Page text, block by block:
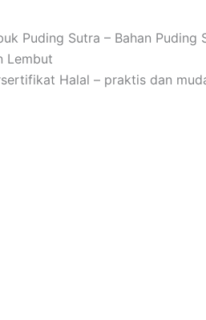
Puding Sutra – Bahan Puding
Lembut
Halal – praktis dan